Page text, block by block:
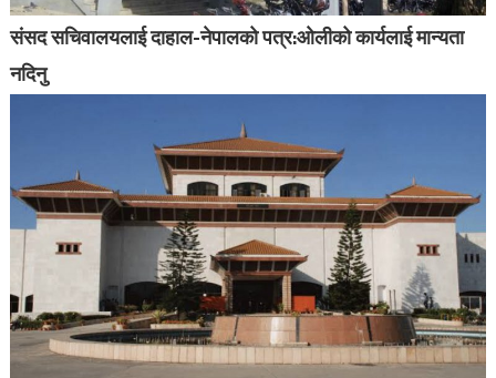
संसद सचिवालयलाई दाहाल-नेपालको पत्र:ओलीको कार्यलाई मान्यता
नदिनु